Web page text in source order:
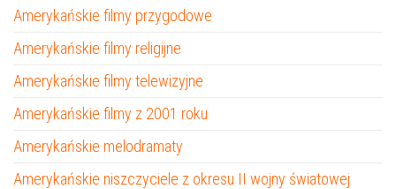
Amerykańskie filmy przygodowe
Amerykańskie filmy religijne
Amerykańskie filmy telewizyjne
Amerykańskie filmy z 2001 roku
Amerykańskie melodramaty
Amerykańskie niszczyciele z okresu II wojny światowej